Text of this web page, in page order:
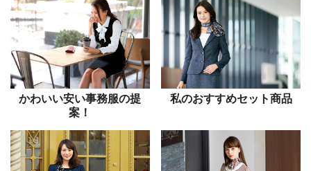
かわいい安い事務服の提
案！
私のおすすめセット商品